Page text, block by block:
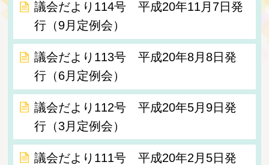
議会だより114号 平成20年11月7日発
行（9月定例会）
議会だより113号 平成20年8月8日発
行（6月定例会）
議会だより112号 平成20年5月9日発
行（3月定例会）
議会だより111号 平成20年2月5日発